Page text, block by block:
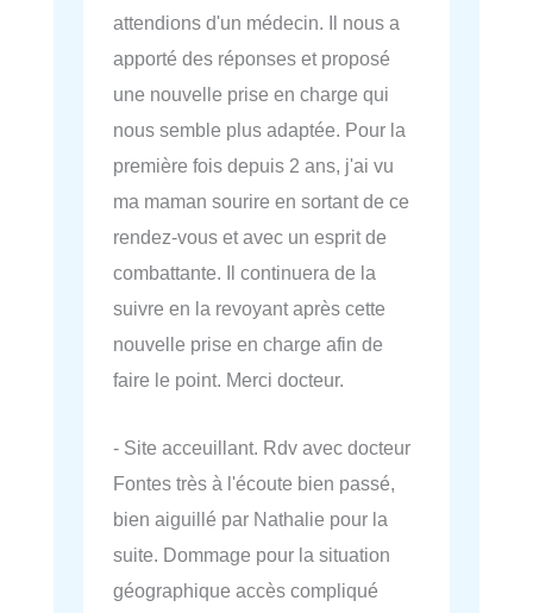
attendions d'un médecin. Il nous a
apporté des réponses et proposé
une nouvelle prise en charge qui
nous semble plus adaptée. Pour la
première fois depuis 2 ans, j'ai vu
ma maman sourire en sortant de ce
rendez-vous et avec un esprit de
combattante. Il continuera de la
suivre en la revoyant après cette
nouvelle prise en charge afin de
faire le point. Merci docteur.
- Site acceuillant. Rdv avec docteur
Fontes très à l'écoute bien passé,
bien aiguillé par Nathalie pour la
suite. Dommage pour la situation
géographique accès compliqué